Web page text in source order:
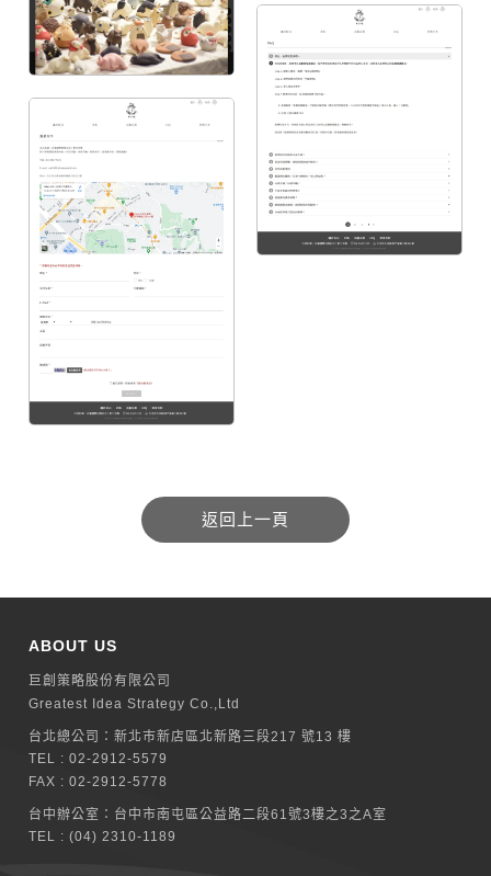
ABOUT US
巨創策略股份有限公司
Greatest Idea Strategy Co.,Ltd
台北總公司：新北巿新店區北新路三段217 號13 樓
TEL :02-2912-5579
FAX : 02-2912-5778
台中辦公室： 台中市南屯區公益路二段61號3樓之3之A室
TEL :(04) 2310-1189